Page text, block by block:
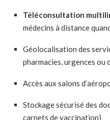
Téléconsultation
médecins à distance
Géolocalisation des
pharmacies, urgences ou
Accès aux salons
Stockage sécurisé des
carnets de vaccination)